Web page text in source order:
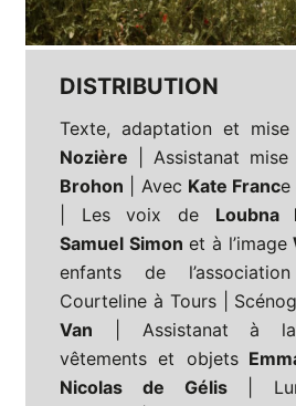
DISTRIBUTION
Texte, adaptation et mise
Nozière | Assistanat mise
Brohon | Avec Kate France
| Les voix de Loubna
Samuel Simon et à l’image
enfants de
Courteline à Tours |
Van | Assistanat à la
vêtements et objets
Nicolas de Gélis|